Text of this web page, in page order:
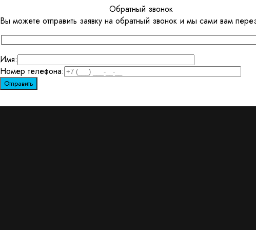
Обратный звонок
Вы можете отправить заявку на обратный звонок и мы сами вам
Имя:
Номер телефона: